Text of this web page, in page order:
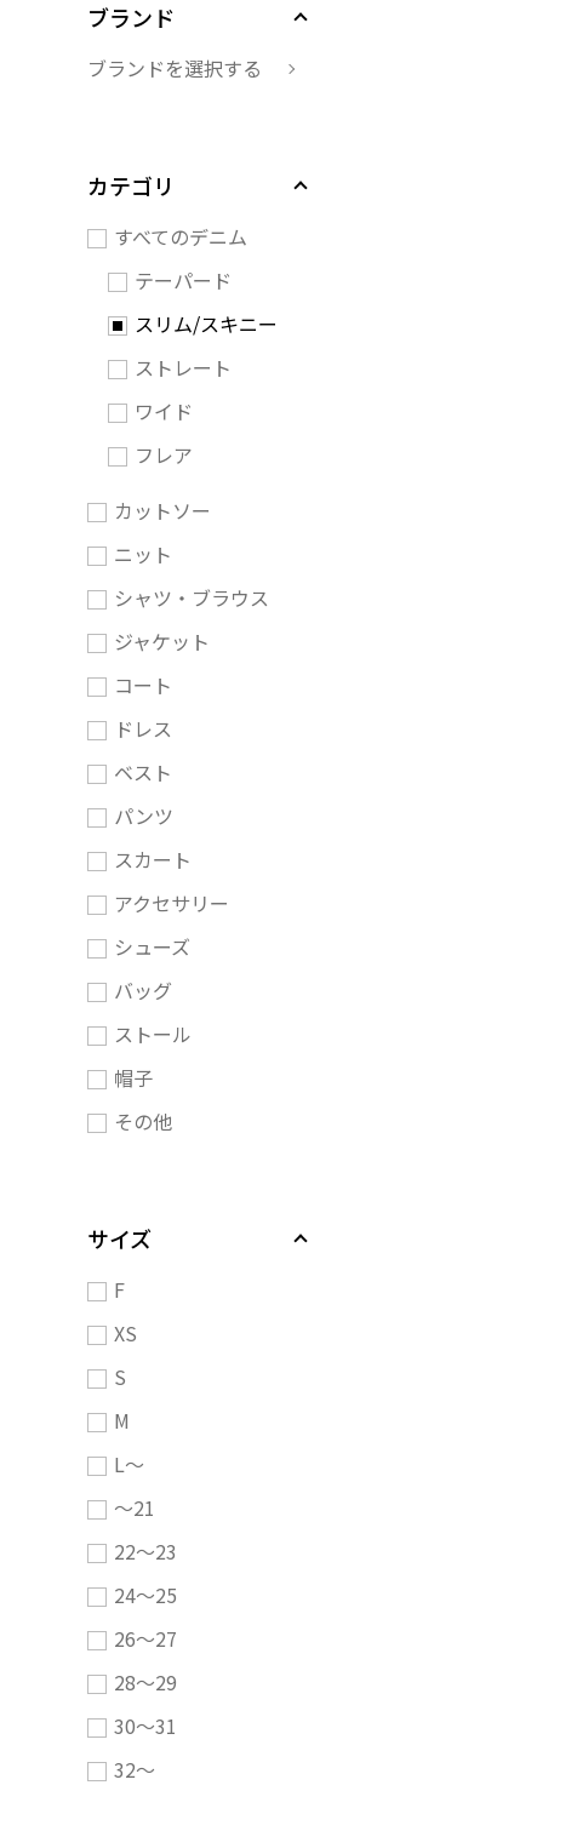
ブランド
ブランドを選択する
カテゴリ
すべてのデニム
テーパード
スリム/スキニー
ストレート
ワイド
フレア
カットソー
ニット
シャツ・ブラウス
ジャケット
コート
ドレス
ベスト
パンツ
スカート
アクセサリー
シューズ
バッグ
ストール
帽子
その他
サイズ
F
XS
S
M
L～
～21
22～23
24～25
26～27
28～29
30～31
32～